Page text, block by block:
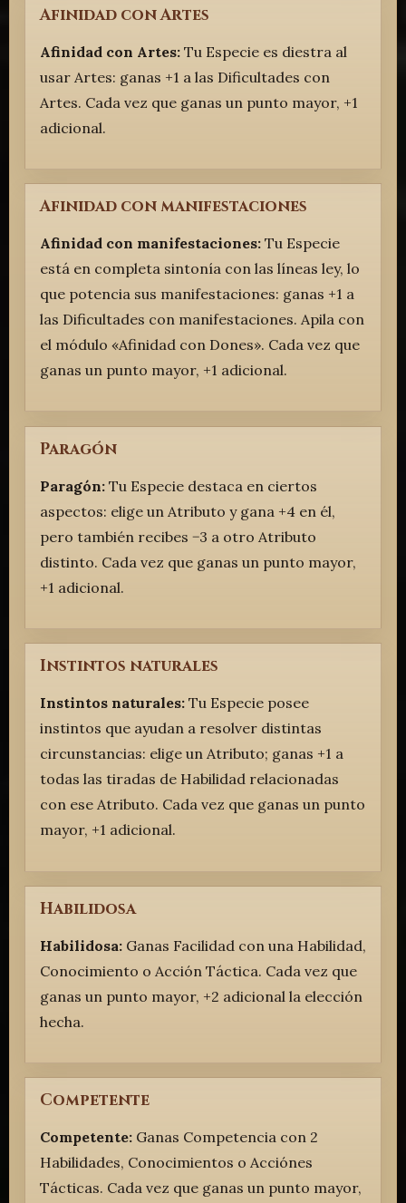
Afinidad con Artes
Afinidad con Artes:Tu Especie es diestra al
usar Artes: ganas +1 a las Dificultades con
Artes. Cada vez que ganas un punto mayor, +1
adicional.
Afinidad con manifestaciones
Afinidad con manifestaciones:Tu Especie
está en completa sintonía con las líneas ley, lo
que potencia sus manifestaciones: ganas +1 a
las Dificultades con manifestaciones. Apila con
el módulo «Afinidad con Dones». Cada vez que
ganas un punto mayor, +1 adicional.
Paragón
Paragón:Tu Especie destaca en ciertos
aspectos: elige un Atributo y gana +4 en él,
pero también recibes −3 a otro Atributo
distinto. Cada vez que ganas un punto mayor,
+1 adicional.
Instintos naturales
Instintos naturales:Tu Especie posee
instintos que ayudan a resolver distintas
circunstancias: elige un Atributo; ganas +1 a
todas las tiradas de Habilidad relacionadas
con ese Atributo. Cada vez que ganas un punto
mayor, +1 adicional.
Habilidosa
Habilidosa:Ganas Facilidad con una Habilidad,
Conocimiento o Acción Táctica. Cada vez que
ganas un punto mayor, +2 adicional la elección
hecha.
Competente
Competente:Ganas Competencia con 2
Habilidades, Conocimientos o Acciónes
Tácticas. Cada vez que ganas un punto mayor,